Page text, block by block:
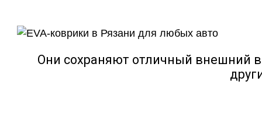
Они сохраняют отличный внешний